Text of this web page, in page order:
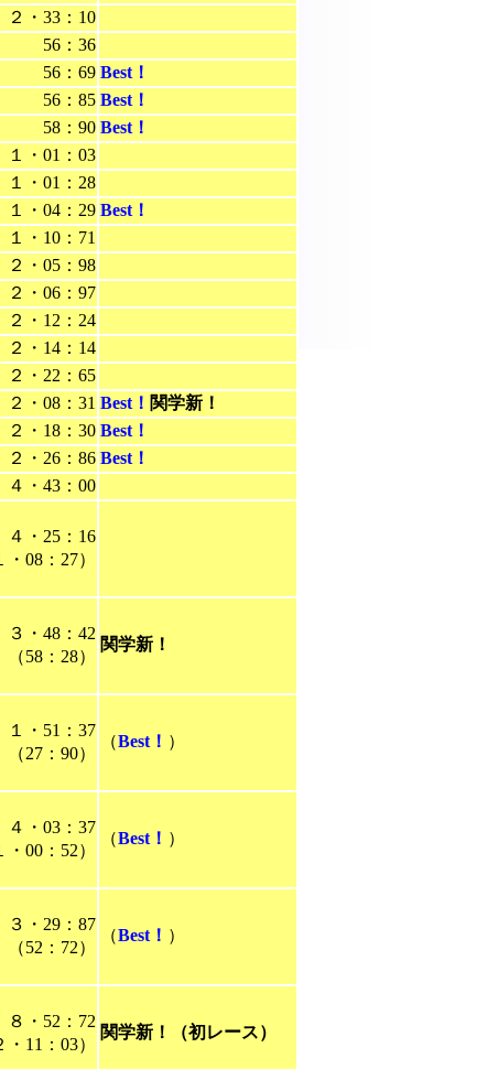
２・33：10
56：36
56：69 Best！
56：85 Best！
58：90 Best！
１・01：03
１・01：28
１・04：29 Best！
１・10：71
２・05：98
２・06：97
２・12：24
２・14：14
２・22：65
２・08：31 Best！ 関学新！
２・18：30 Best！
２・26：86 Best！
４・43：00
４・25：16
・08：27）
３・48：42
（58：28）
関学新！
１・51：37
（27：90）
（Best！ ）
４・03：37
・00：52）
（Best！ ）
３・29：87
（52：72）
（Best！ ）
８・52：72
・11：03）
関学新！（初レース）